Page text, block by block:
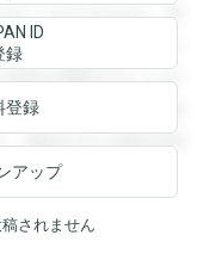
ことができます。登
。登録すると回答を
答を閲覧することが
とができます。登録
登録すると回答を閲
ID
録
登録
アップ
されません